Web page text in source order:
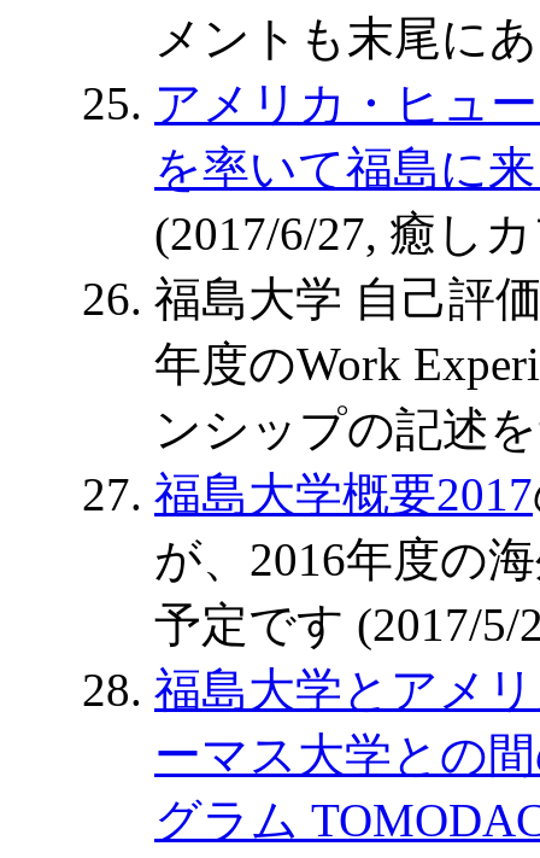
メントも末尾に
アメリカ・ヒュ
を率いて福島に
(2017/6/27, 癒し
福島大学 自己評
年度のWork
ンシップの記述
福島大学概要2017
が、2016年度の
予定です (2017/5/
福島大学とアメ
ーマス大学との
グラム